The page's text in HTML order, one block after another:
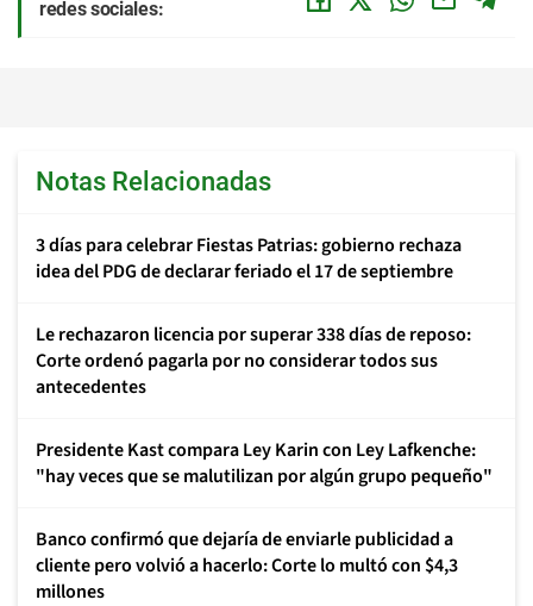
redes sociales:
Notas Relacionadas
3 días para celebrar Fiestas Patrias: gobierno rechaza
idea del PDG de declarar feriado el 17 de septiembre
Le rechazaron licencia por superar 338 días de reposo:
Corte ordenó pagarla por no considerar todos sus
antecedentes
Presidente Kast compara Ley Karin con Ley Lafkenche:
"hay veces que se malutilizan por algún grupo pequeño"
Banco confirmó que dejaría de enviarle publicidad a
cliente pero volvió a hacerlo: Corte lo multó con $4,3
millones